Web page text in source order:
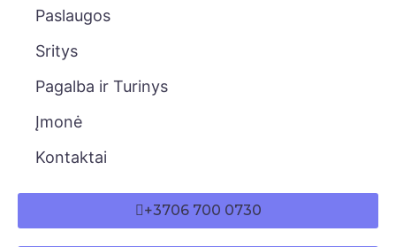
Paslaugos
Sritys
Pagalba ir Turinys
Įmonė
Kontaktai
+3706 700 0730